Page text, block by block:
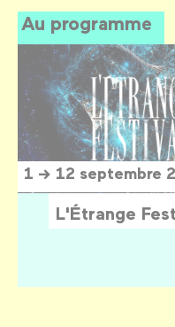
Au programme
1 → 12 septembre
L'Étrange